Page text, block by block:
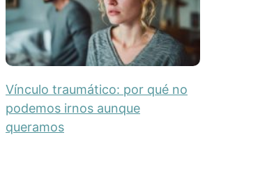
Vínculo traumático: por qué no
podemos irnos aunque
queramos